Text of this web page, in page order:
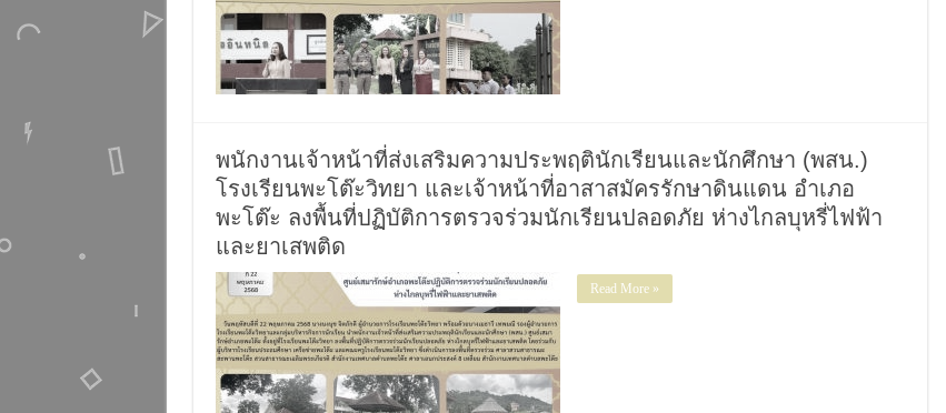
พนักงานเจ้าหน้าที่ส่งเสริมความประพฤตินักเรียนและนักศึกษา (พสน.)
โรงเรียนพะโต๊ะวิทยา และเจ้าหน้าที่อาสาสมัครรักษาดินแดน อำเภอ
พะโต๊ะ ลงพื้นที่ปฏิบัติการตรวจร่วมนักเรียนปลอดภัย ห่างไกลบุหรี่ไฟฟ้า
และยาเสพติด
Read More »